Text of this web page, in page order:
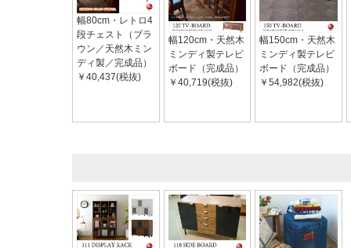
幅80cm・レトロ4
段チェスト（ブラ
ウン／天然木ミン
ディ製／完成品）
￥40,437(税抜)
幅120cm・天然木
ミンディ製テレビ
ボード（完成品）
￥40,719(税抜)
幅150cm・天然木
ミンディ製テレビ
ボード（完成品）
￥54,982(税抜)